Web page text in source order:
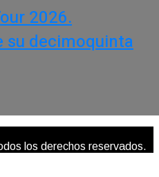
2026.
su decimoquinta
los derechos reservados.